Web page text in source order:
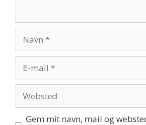
mail
Gem mit navn, mail og